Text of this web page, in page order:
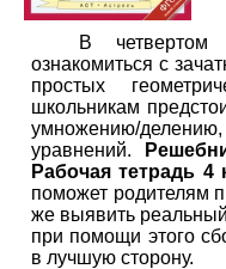
В четвертом
ознакомиться с
простых
школьникам
умножению/делению,
уравнений.
Рабочая тетрадь
поможет родителям
же выявить
при помощи этого
в лучшую сторону.